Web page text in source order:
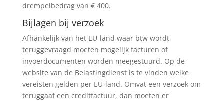
drempelbedrag van € 400.
Bijlagen bij verzoek
Afhankelijk van het EU-land waar btw wordt
teruggevraagd moeten mogelijk facturen of
invoerdocumenten worden meegestuurd. Op de
website van de Belastingdienst is te vinden welke
vereisten gelden per EU-land. Omvat een verzoek om
teruggaaf een creditfactuur, dan moeten er